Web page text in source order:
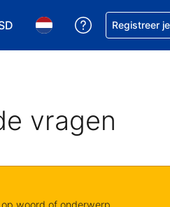
je valuta. Je huidige valuta
Kies je taal. Je huidige
Krijg hulp bij
Registreer
vragen
woord of onderwerp